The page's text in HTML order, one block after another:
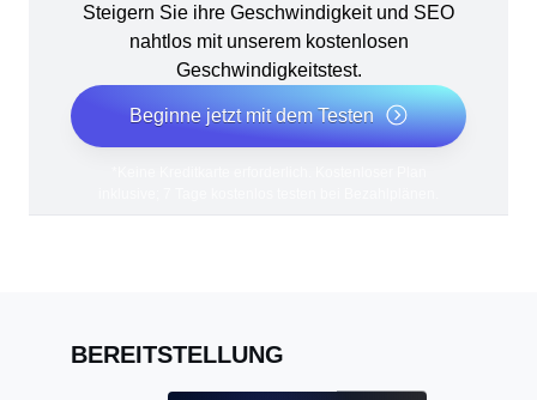
Steigern Sie ihre Geschwindigkeit und SEO
nahtlos mit unserem kostenlosen
Geschwindigkeitstest.
Beginne jetzt mit dem Testen
BEREITSTELLUNG